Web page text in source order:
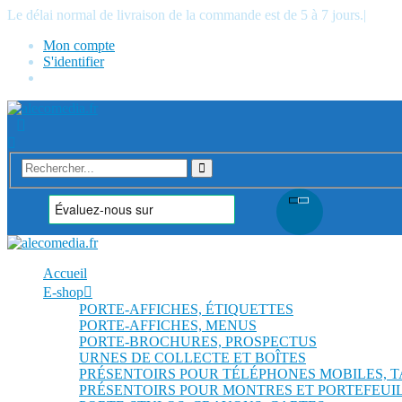
Le délai normal de livraison de la commande est de 5 à 7 jours.|
Mon compte
S'identifier
Accueil
E-shop
PORTE-AFFICHES, ÉTIQUETTES
PORTE-AFFICHES, MENUS
PORTE-BROCHURES, PROSPECTUS
URNES DE COLLECTE ET BOÎTES
PRÉSENTOIRS POUR TÉLÉPHONES MOBILES,
PRÉSENTOIRS POUR MONTRES ET